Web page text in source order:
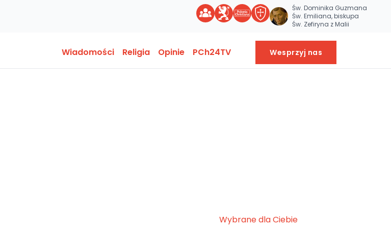
Św. Dominika Guzmana
Św. Emiliana, biskupa
Św. Zefiryna z Malii
Wiadomości Religia Opinie PCh24TV Wesprzyj nas
Wybrane dla Ciebie